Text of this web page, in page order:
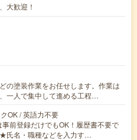
大歓迎！
の塗装作業をお任せします。作業は
一人で集中して進める工程…
OK / 英語力不要
前登録だけでもOK！履歴書不要で
氏名・職種などを入力す…